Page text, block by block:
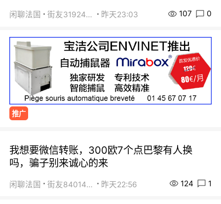
闲聊法国 街友31924072 昨天23:03 107 0
推广
我想要微信转账，300欧7个点巴黎有人换
吗，骗子别来诚心的来
闲聊法国 街友84014588 昨天22:56 124 1